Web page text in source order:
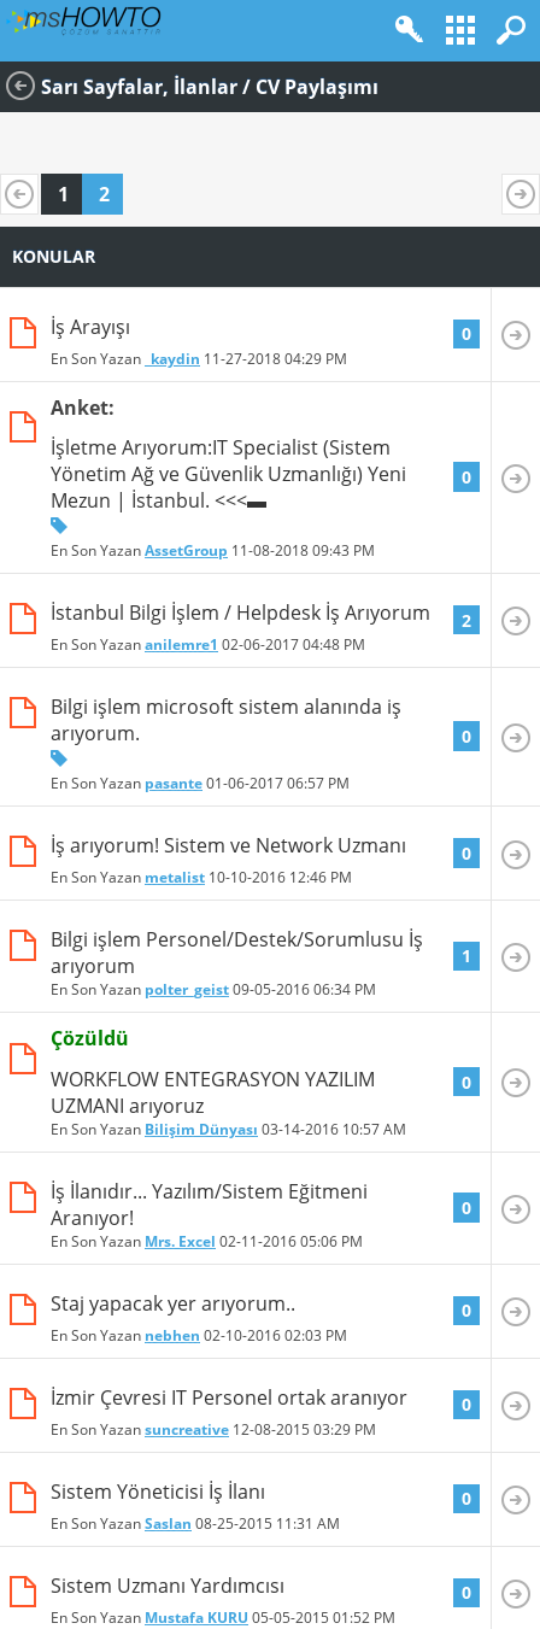
Sarı Sayfalar, İlanlar / CV Paylaşımı
1 2
KONULAR
İş Arayışı
En Son Yazan _kaydin 11-27-201804:29 PM
0
Anket:
İşletme Arıyorum:IT Specialist (Sistem
Yönetim Ağ ve Güvenlik Uzmanlığı) Yeni
Mezun | İstanbul. <<<▬
En Son YazanAssetGroup 11-08-201809:43 PM
0
İstanbul Bilgi İşlem / Helpdesk İş Arıyorum
En Son Yazananilemre1 02-06-201704:48 PM
2
Bilgi işlem microsoft sistem alanında iş
arıyorum.
En Son Yazan pasante01-06-201706:57 PM
0
İş arıyorum! Sistem ve Network Uzmanı
En Son Yazan metalist 10-10-2016 12:46 PM
0
Bilgi işlem Personel/Destek/Sorumlusu İş
arıyorum
En Son Yazan polter_geist09-05-201606:34 PM
1
Çözüldü
WORKFLOW ENTEGRASYON YAZILIM
UZMANI arıyoruz
En Son Yazan Bilişim Dünyası 03-14-2016 10:57 AM
0
İş İlanıdır... Yazılım/Sistem Eğitmeni
Aranıyor!
En Son Yazan Mrs. Excel 02-11-201605:06 PM
0
Staj yapacak yer arıyorum..
En Son Yazan nebhen 02-10-201602:03 PM
0
İzmir Çevresi IT Personel ortak aranıyor
En Son Yazansuncreative 12-08-2015 03:29 PM
0
Sistem Yöneticisi İş İlanı
En Son YazanSaslan 08-25-2015 11:31 AM
0
Sistem Uzmanı Yardımcısı
En Son Yazan Mustafa KURU 05-05-2015 01:52 PM
0